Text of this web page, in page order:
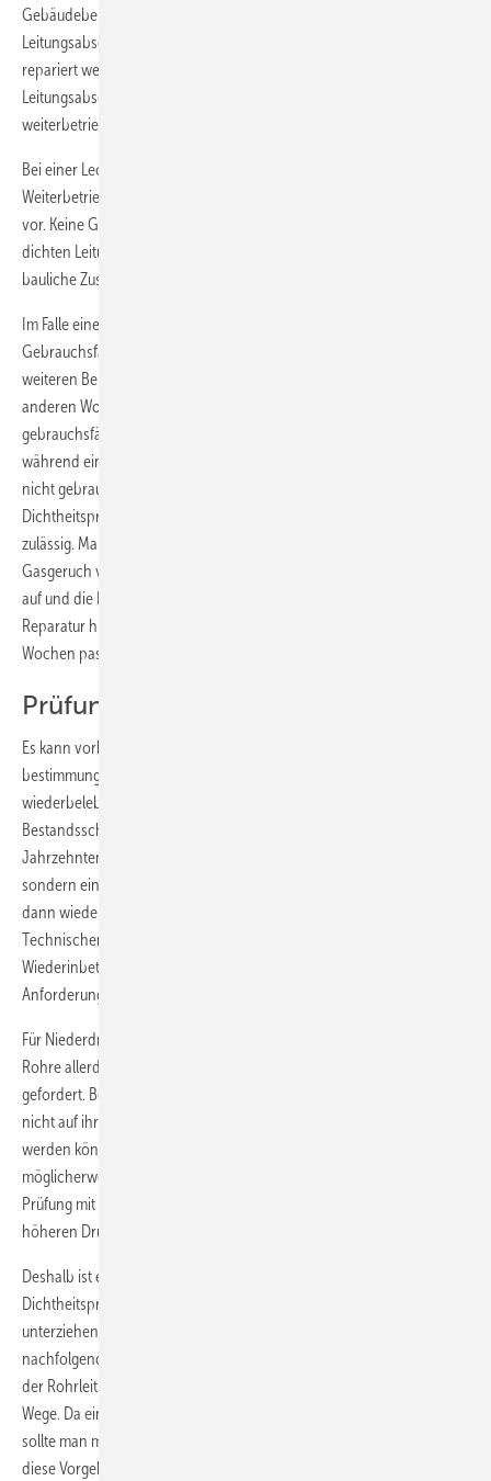
Gebäudebereichen austreten, nicht zusammenkommen. Ein
Leitungsabschnitt, der dabei 1 l/h Leckage oder mehr aufweist, muss
repariert werden (und danach dicht nach Dichtheitsprüfung sein).
Leitungsabschnitte die unter 1 l/h undicht sind, können ohne Eingriff
weiterbetrieben werden.
Bei einer Leckage von fünf Litern pro Stunde oder mehr, ist ein
Weiterbetrieb nicht zulässig. Es liegt keine Gebrauchsfähigkeit mehr
vor. Keine Gebrauchsfähigkeit kann unter Umständen auch einer
dichten Leitung attestiert werden müssen. Nämlich dann, wenn der
bauliche Zustand der Leitung erhebliche Mängel aufweist.
Im Falle eines Gasgeruches entfallen die Abstufungen der
Gebrauchsfähigkeit. Sobald es nach Gas riecht, gibt es bei der
weiteren Behandlung des Problems nur noch dicht oder undicht. Mit
anderen Worten: Auch eine nach Leckmenge eigentlich unbeschränkt
gebrauchsfähige Gasleitung, die einen Gasgeruch verursacht hat (z. B.
während einer Stoßodorierung), muss repariert werden, sie gilt als
nicht gebrauchsfähig. Im Ergebnis muss diese dann dicht nach
Dichtheitsprüfung sein. Eine stufenweise Vorgehensweise ist dabei
zulässig. Man kann zunächst die größte Undichtigkeit (die den
Gasgeruch verursachte) reparieren. Tritt dann kein Gasgeruch mehr
auf und die Leitung hat eine Leckage von weniger als 5 l/h, kann die
Reparatur hin zur dichten Leitung in einem Zeitfenster von vier
Wochen pas­sieren.
Prüfung stillgelegter ­Gasleitungen
Es kann vorkommen, dass eine ehemalige Gasleitung, die
bestimmungsgemäß und auf Dauer nicht mehr betrieben wurde,
wiederbelebt werden soll. In diesem Fall muss zunächst die
Bestandsschutzfrage geklärt werden. In den Jahren (oder
Jahrzehnten?) des Nichtbetriebes war diese Leitung keine Gasleitung,
sondern einfach nur „ein Rohr“. Daraus folgt, dass die Leitung nur
dann wieder als Gasleitung genutzt werden darf, wenn sie die
Technischen Regeln erfüllt, die zum Zeitpunkt der
Wiederinbetriebnahme gültig sind. Leitungen, die diese
Anforderungen erfüllen, müssen auf Dichtheit geprüft werden.
Für Niederdruck-Erdgasleitungen wird für die Überprüfung der alten
Rohre allerdings lediglich die Ausführung einer Dichtheitsprüfung
gefordert. Bedenklich ist diese Vorgehensweise für Leitungen, die
nicht auf ihrer gesamten Länge einer optischen Kontrolle unterzogen
werden können. Hier könnte (in den Jahren der Nichtnutzung)
möglicherweise ein Korrosionsschaden entstanden sein, der einer
Prüfung mit 150 mbar Prüfdruck standhält, aber schon bei geringfügig
höheren Drücken aufplatzen kann.
Deshalb ist es sehr zu empfehlen, die Leitung vor der Ausführung der
Dichtheitsprüfung einer Belastungsprobe mit 3 bar Druck zu
unterziehen. Hält die Leitung diesem Druck stand und ist bei der
nachfolgenden Dichtheitsprüfung dicht, steht einer erneuten Nutzung
der Rohrleitung als Gasleitung (was die Dichtheit angeht) nichts im
Wege. Da eine Belastungsprobe nach den TRGI nicht gefordert wird,
sollte man mit dem Inhaber der zu überprüfenden Rohrleitung vorab
diese Vorgehensweise vereinbaren. Ihm muss auch klar mitgeteilt